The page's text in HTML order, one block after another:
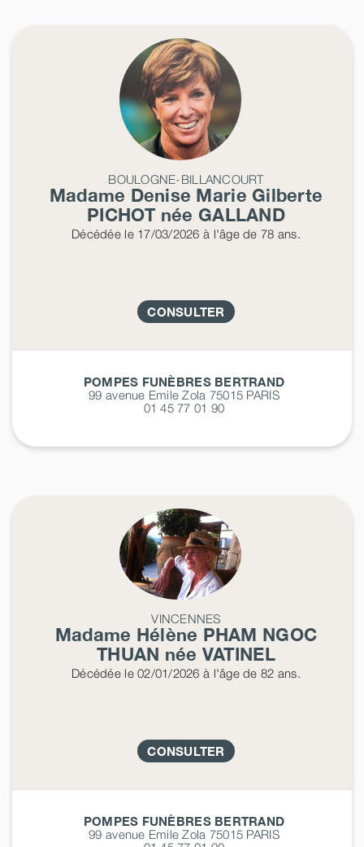
BOULOGNE-BILLANCOURT
Madame Denise Marie Gilberte
PICHOTnée GALLAND
Décédéele 17/03/2026 à l'âge de 78 ans.
CONSULTER
POMPES FUNÈBRES BERTRAND
99 avenue Emile Zola 75015 PARIS
01 45 77 01 90
VINCENNES
Madame Hélène PHAM NGOC
THUAN née VATINEL
Décédéele 02/01/2026 à l'âge de 82 ans.
CONSULTER
POMPES FUNÈBRES BERTRAND
99 avenue Emile Zola 75015 PARIS